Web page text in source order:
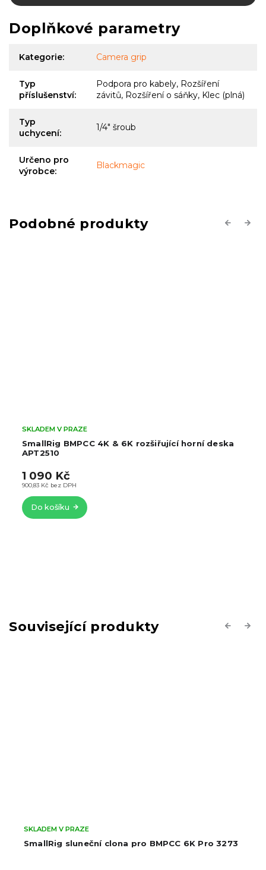
Doplňkové parametry
Kategorie: Camera grip
Typ
příslušenství:
Podpora pro kabely, Rozšíření
závitů, Rozšíření o sáňky, Klec (plná)
Typ
uchycení:
1/4" šroub
Určeno pro
výrobce:
Blackmagic
Previous
SmallRig BMPCC 4K & 6K rozšiřující horní deska
APT2510
SKLADEM V PRAZE
900,83 Kč bez DPH
1 090 Kč
Do košíku
Next
Související produkty Previous
SmallRig sluneční clona pro BMPCC 6K Pro 3273
SKLADEM V PRAZE
Next